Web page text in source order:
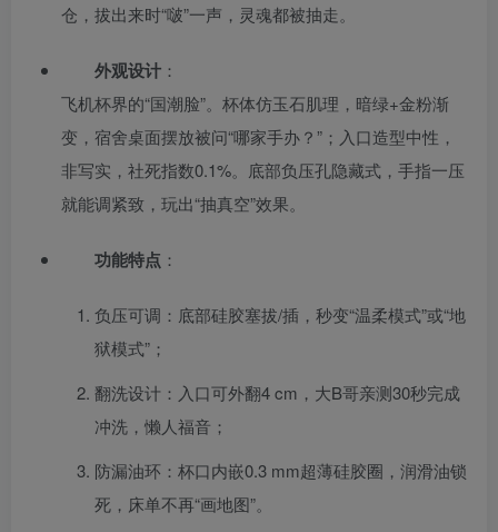
仓，拔出来时“啵”一声，灵魂都被抽走。
外观设计 ：
飞机杯界的“国潮脸”。杯体仿玉石肌理，暗绿+金粉渐
变，宿舍桌面摆放被问“哪家手办？”；入口造型中性，
非写实，社死指数0.1%。底部负压孔隐藏式，手指一压
就能调紧致，玩出“抽真空”效果。
功能特点 ：
负压可调：底部硅胶塞拔/插，秒变“温柔模式”或“地
狱模式”；
翻洗设计：入口可外翻4 cm，大B哥亲测30秒完成
冲洗，懒人福音；
防漏油环：杯口内嵌0.3 mm超薄硅胶圈，润滑油锁
死，床单不再“画地图”。